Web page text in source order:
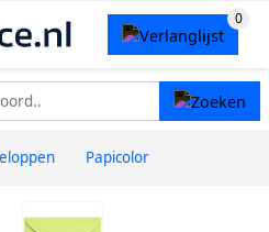
Papicolor